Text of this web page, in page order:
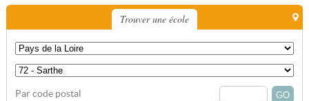
Trouver une école
Par code postal